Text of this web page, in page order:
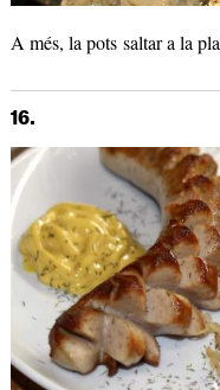
A més, la pots saltar a la
16.